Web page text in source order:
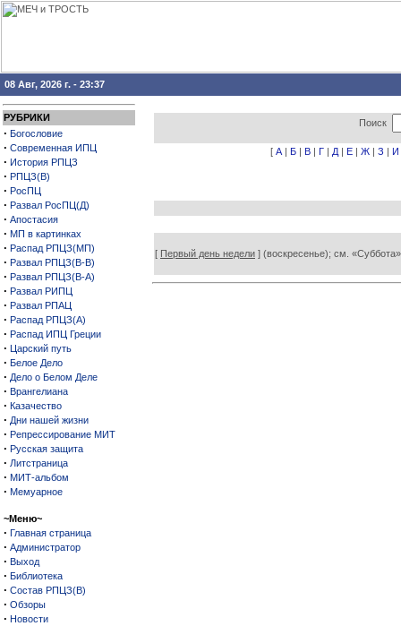
08 Авг, 2026 г. - 23:37
РУБРИКИ
· Богословие
· Современная ИПЦ
· История РПЦЗ
· РПЦЗ(В)
· РосПЦ
· Развал РосПЦ(Д)
· Апостасия
· МП в картинках
· Распад РПЦЗ(МП)
· Развал РПЦЗ(В-В)
· Развал РПЦЗ(В-А)
· Развал РИПЦ
· Развал РПАЦ
· Распад РПЦЗ(А)
· Распад ИПЦ Греции
· Царский путь
· Белое Дело
· Дело о Белом Деле
· Врангелиана
· Казачество
· Дни нашей жизни
· Репрессирование МИТ
· Русская защита
· Литстраница
· МИТ-альбом
· Мемуарное
~Меню~
· Главная страница
· Администратор
· Выход
· Библиотека
· Состав РПЦЗ(В)
· Обзоры
· Новости
Поиск
[ А | Б | В | Г | Д | Е | Ж | З | И
[ Первый день недели ] (воскресенье); см.